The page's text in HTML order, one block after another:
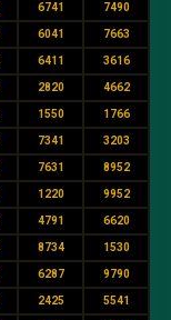
6741 7490
6041 7663
6411 3616
2820 4662
1550 1766
7341 3203
7631 8952
1220 9952
4791 6620
8734 1530
6287 9790
2425 5541